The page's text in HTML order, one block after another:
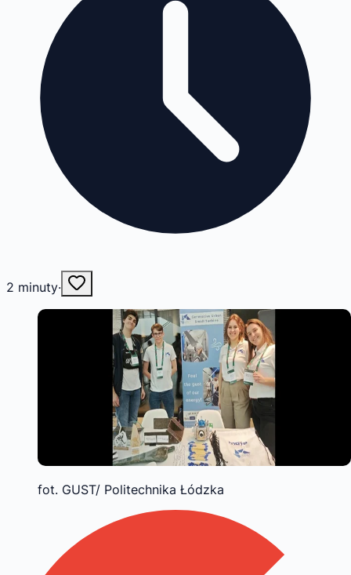
2 minuty·
fot. GUST/ Politechnika Łódzka